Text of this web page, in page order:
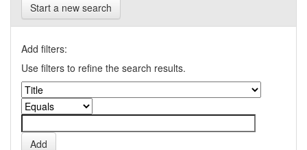
Start a new search
Add filters:
Use filters to refine the search results.